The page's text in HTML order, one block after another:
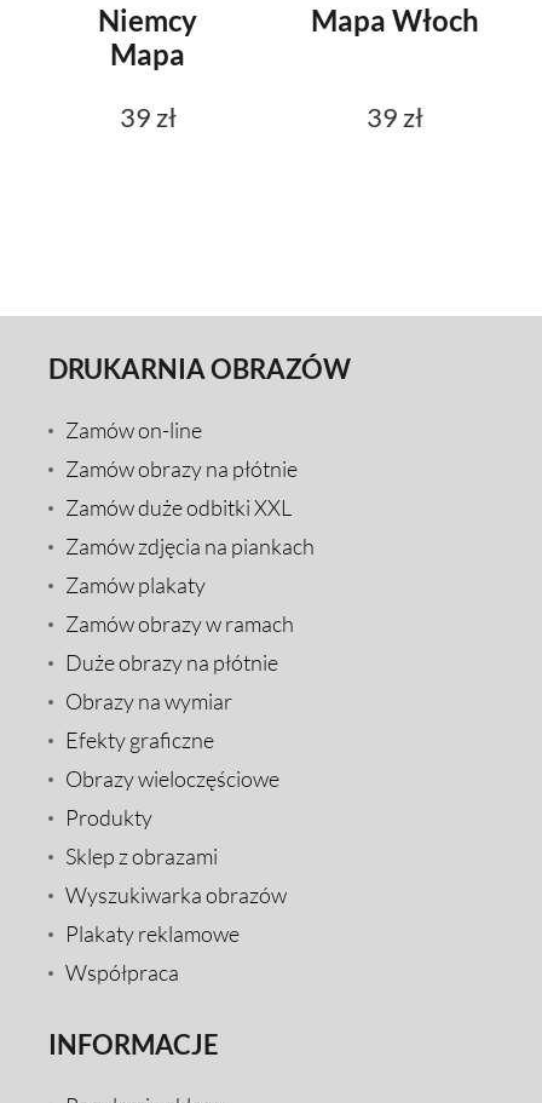
Niemcy
Mapa
39 zł
Mapa Włoch
39 zł
DRUKARNIA OBRAZÓW
Zamów on-line
Zamów obrazy na płótnie
Zamów duże odbitki XXL
Zamów zdjęcia na piankach
Zamów plakaty
Zamów obrazy w ramach
Duże obrazy na płótnie
Obrazy na wymiar
Efekty graficzne
Obrazy wieloczęściowe
Produkty
Sklep z obrazami
Wyszukiwarka obrazów
Plakaty reklamowe
Współpraca
INFORMACJE